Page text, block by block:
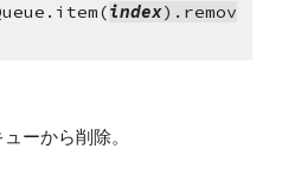
index).remov
ーから削除。